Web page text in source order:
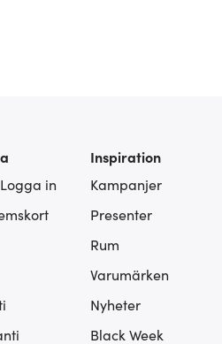
in
Inspiration
Kampanjer
Presenter
Rum
Varumärken
Nyheter
Black Week